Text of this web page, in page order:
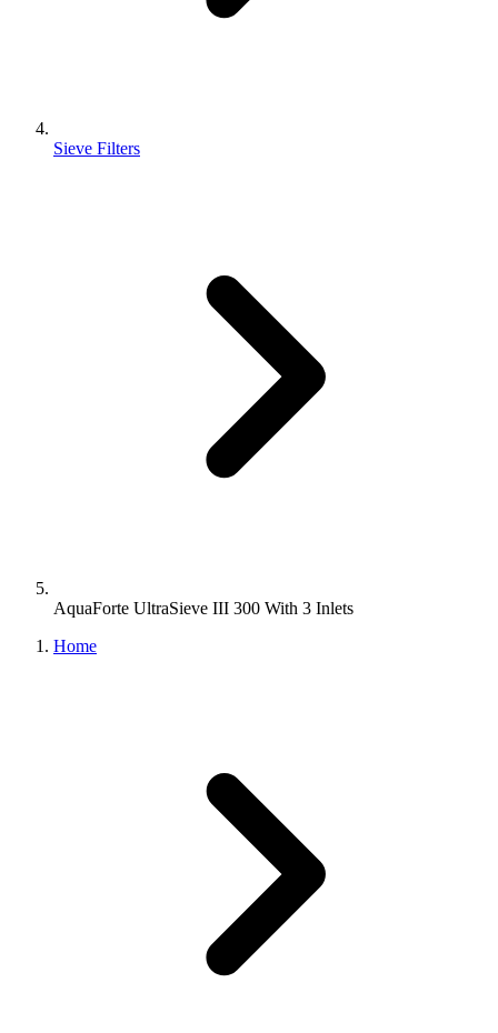
Sieve Filters
AquaForte UltraSieve III 300 With 3 Inlets
Home